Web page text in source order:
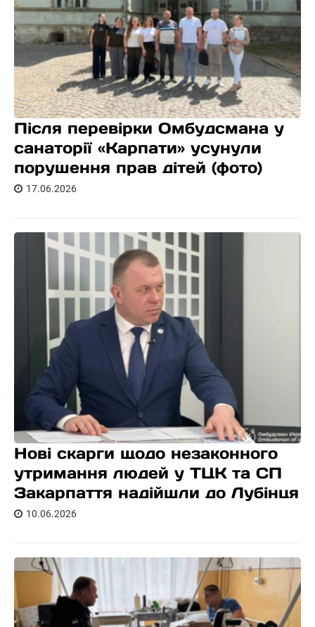
Після перевірки Омбудсмана у
санаторії «Карпати» усунули
порушення прав дітей (фото)
17.06.2026
Нові скарги щодо незаконного
утримання людей у ТЦК та СП
Закарпаття надійшли до Лубінця
10.06.2026